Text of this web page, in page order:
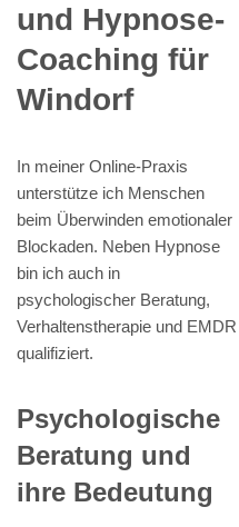
und Hypnose-
Coaching für
Windorf
In meiner Online-Praxis
unterstütze ich Menschen
beim Überwinden emotionaler
Blockaden. Neben Hypnose
bin ich auch in
psychologischer Beratung,
Verhaltenstherapie und EMDR
qualifiziert.
Psychologische
Beratung und
ihre Bedeutung